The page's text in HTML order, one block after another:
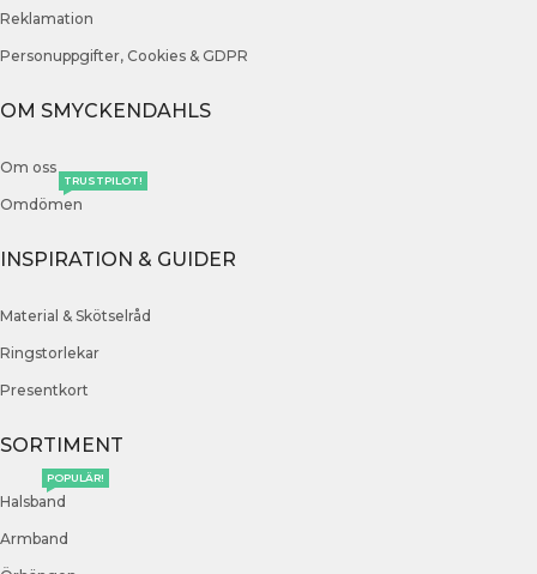
Reklamation
Personuppgifter, Cookies & GDPR
OM SMYCKENDAHLS
Om oss
Omdömen
TRUSTPILOT!
INSPIRATION & GUIDER
Material & Skötselråd
Ringstorlekar
Presentkort
SORTIMENT
Halsband
POPULÄR!
Armband